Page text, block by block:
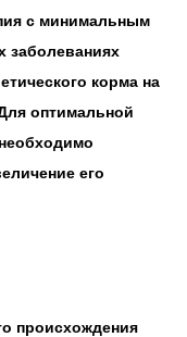
с минимальным
заболеваниях
корма на
оптимальной
его
происхождения